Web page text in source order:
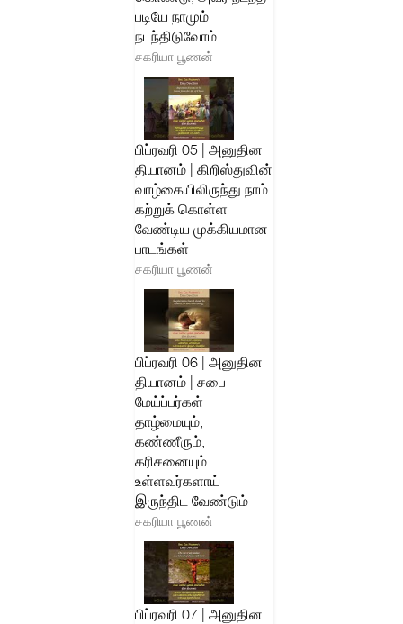
படியே நாமும்
நடந்திடுவோம்
சகரியா பூணன்
பிப்ரவரி 05 | அனுதின
தியானம் | கிறிஸ்துவின்
வாழ்கையிலிருந்து நாம்
கற்றுக் கொள்ள
வேண்டிய முக்கியமான
பாடங்கள்
சகரியா பூணன்
பிப்ரவரி 06 | அனுதின
தியானம் | சபை
மேய்ப்பர்கள்
தாழ்மையும்,
கண்ணீரும்,
கரிசனையும்
உள்ளவர்களாய்
இருந்திட வேண்டும்
சகரியா பூணன்
பிப்ரவரி 07 | அனுதின